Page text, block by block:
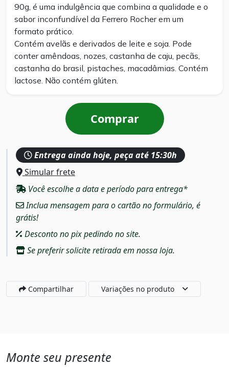
90g, é uma indulgência que combina a qualidade e o
sabor inconfundível da Ferrero Rocher em um
formato prático.
Contém avelãs e derivados de leite e soja. Pode
conter amêndoas, nozes, castanha de caju, pecãs,
castanha do brasil, pistaches, macadâmias. Contém
lactose. Não contém glúten.
Comprar
Entrega ainda hoje, peça até 15:30h
Simular frete
Você escolhe a data e período para entrega*
Inclua mensagem para o cartão no formulário, é
grátis!
Desconto no pix pedindo no site.
Se preferir solicite retirada em nossa loja.
Compartilhar Variações no produto
Monte seu presente